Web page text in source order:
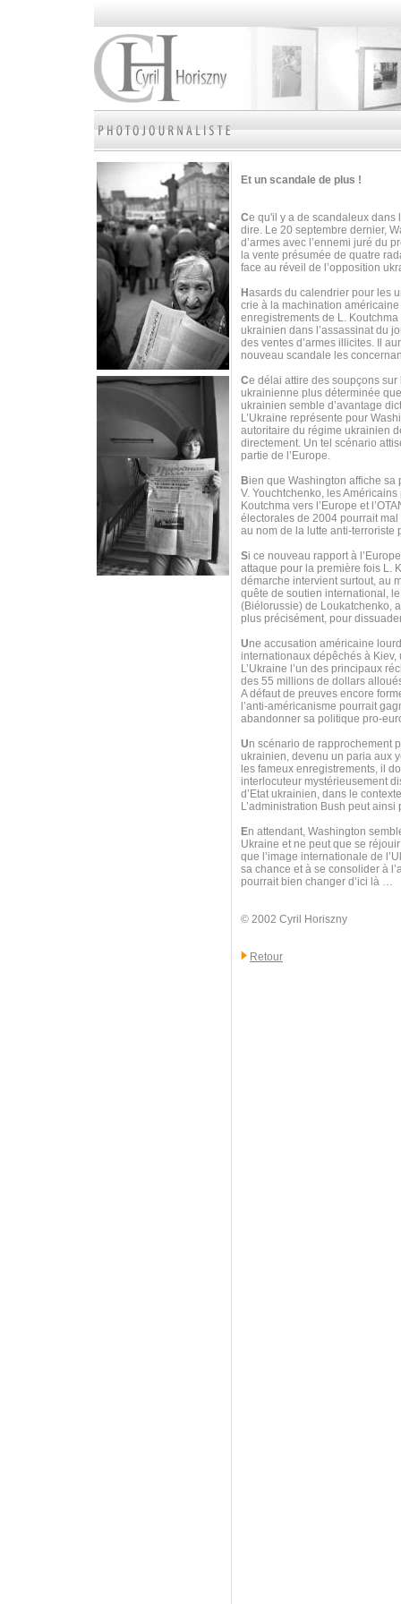
Et un scandale de plus !
Ce qu'il y a de scandaleux dans
dire. Le 20 septembre dernier,
d’armes avec l’ennemi juré du
la vente présumée de quatre
face au réveil de l’opposition
H asards du calendrier pour les
crie à la machination
enregistrements de L.
ukrainien dans l’assassinat du
des ventes d’armes illicites. Il
nouveau scandale les
Ce délai attire des soupçons
ukrainienne plus déterminée
ukrainien semble d’avantage
L’Ukraine représente pour
autoritaire du régime ukrainien
directement. Un tel scénario
partie de l’Europe.
Bien que Washington affiche
V. Youchtchenko, les
Koutchma vers l’Europe et
électorales de 2004 pourrait
au nom de la lutte anti-terroriste
Si ce nouveau rapport à
attaque pour la première fois L.
démarche intervient surtout, au
quête de soutien international,
(Biélorussie) de Loukatchenko,
plus précisément, pour
Une accusation américaine
internationaux dépêchés à
L’Ukraine l’un des principaux
des 55 millions de dollars
A défaut de preuves encore
l’anti-américanisme pourrait
abandonner sa politique pro-
Un scénario de rapprochement
ukrainien, devenu un paria aux
les fameux enregistrements, il
interlocuteur mystérieusement
d’Etat ukrainien, dans le
L’administration Bush peut
En attendant, Washington
Ukraine et ne peut que se
que l’image internationale de
sa chance et à se consolider à
pourrait bien changer d’ici là …
© 2002 Cyril Horiszny
Retour